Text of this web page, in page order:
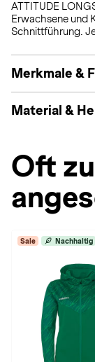
ATTITUDE
Erwachsene und
Schnittführung.
Merkmale &
Material &
Oft
Sale Nachhaltig